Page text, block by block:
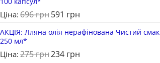
Ціна: 696грн591 грн
АКЦІЯ: Лляна олія нерафінована Чистий смак
250 мл*
Ціна: 275грн234 грн